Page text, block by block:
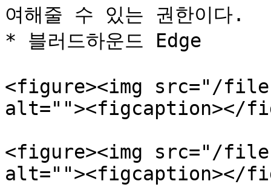
여해줄 수 있는 권한이다.
* 블러드하운드 Edge
<figure><img src="/
alt=""><figcaption></
<figure><img src="/files/
alt=""><figcaption></